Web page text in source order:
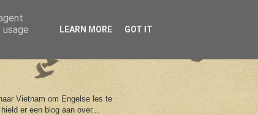
Vietnam om Engelse les te
er een blog aan over...
LEARN MORE GOT IT